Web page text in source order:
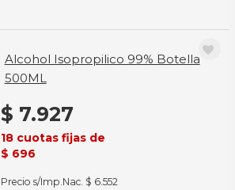
Alcohol Isopropilico 99% Botella
500ML
$ 7.927
18 cuotas fijas de
$ 696
Precio s/Imp.Nac. $ 6.552